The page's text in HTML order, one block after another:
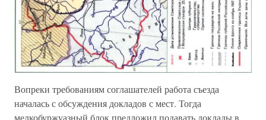
Вопреки требованиям соглашателей работа съезда
началась с обсуждения докладов с мест. Тогда
мелкобуржуазный блок предложил подавать доклады в